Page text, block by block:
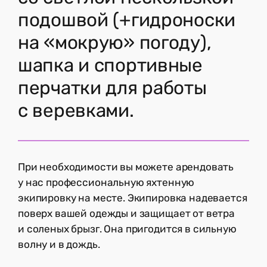
подошвой (+гидроноски
на «мокрую» погоду),
шапка и спортивные
перчатки для работы
с веревками.
При необходимости вы можете арендовать
у нас профессиональную яхтенную
экипировку на месте. Экипировка надевается
поверх вашей одежды и защищает от ветра
и соленых брызг. Она пригодится в сильную
волну и в дождь.